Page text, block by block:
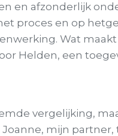
en afzonderlijk
proces en op
Wat
Helden, een
vergelijking,
mijn partner,